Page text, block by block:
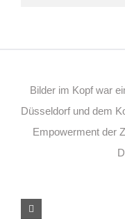
Bilder im Kopf war
Düsseldorf und dem
Empowerment der